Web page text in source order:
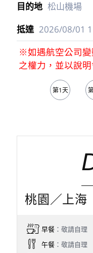
松山機場
2026/08/01
※如遇航空公司
之權力，並以說
第1天
桃園／上海
早餐：敬請自理
午餐：敬請自理